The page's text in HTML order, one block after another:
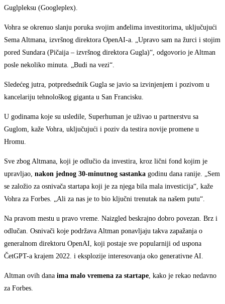
Guglpleksu (Googleplex).
Vohra se okrenuo slanju poruka svojim anđelima investitorima, uključujući
Sema Altmana, izvršnog direktora OpenAI-a. „Upravo sam na žurci i stojim
pored Sundara (Pičaija – izvršnog direktora Gugla)“, odgovorio je Altman
posle nekoliko minuta. „Budi na vezi“.
Sledećeg jutra, potpredsednik Gugla se javio sa izvinjenjem i pozivom u
kancelariju tehnološkog giganta u San Francisku.
U godinama koje su usledile, Superhuman je uživao u partnerstvu sa
Guglom, kaže Vohra, uključujući i poziv da testira novije promene u
Hromu.
Sve zbog Altmana, koji je odlučio da investira, kroz lični fond kojim je
upravljao, nakon jednog 30-minutnog sastanka godinu dana ranije. „Sem
se založio za osnivača startapa koji je za njega bila mala investicija“, kaže
Vohra za Forbes. „Ali za nas je to bio ključni trenutak na našem putu“.
Na pravom mestu u pravo vreme. Naizgled beskrajno dobro povezan. Brz i
odlučan. Osnivači koje podržava Altman ponavljaju takva zapažanja o
generalnom direktoru OpenAI, koji postaje sve popularniji od uspona
ČetGPT-a krajem 2022. i eksplozije interesovanja oko generativne AI.
Altman ovih dana ima malo vremena za startape, kako je rekao nedavno
za Forbes.